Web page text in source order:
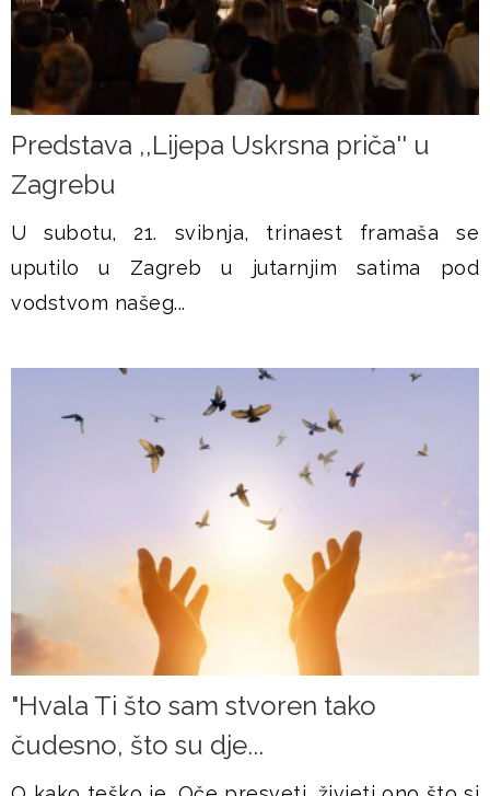
Predstava ,,Lijepa Uskrsna priča'' u
Zagrebu
U subotu, 21. svibnja, trinaest framaša se
uputilo u Zagreb u jutarnjim satima pod
vodstvom našeg...
"Hvala Ti što sam stvoren tako
čudesno, što su dje...